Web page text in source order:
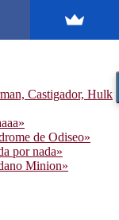
Castigador, Hulk
de Odiseo»
por nada»
Minion»